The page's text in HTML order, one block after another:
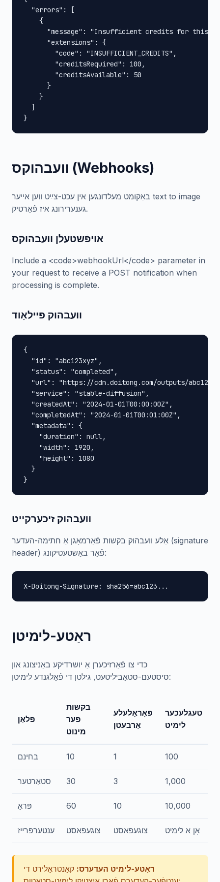
  "errors": [
    {
"message": "Insufficient credits for this
      "extensions": {
        "code": "INSUFFICIENT_CREDITS",
        "creditsRequired": 100,
        "creditsAvailable": 50
      }
    }
  ]
}
וועבהוקס (Webhooks)
באַקומט מעלדונגען אין עכט-צײַט ווען אייער text to image
גענערירונג איז פֿאַרטיק.
אויפֿשטעלן וועבהוקס
Include a <code>webhookUrl</code> parameter in
your request to receive a POST notification when
processing is complete.
וועבהוק פּיילאָוד
{
  "id": "abc123xyz",
  "status": "completed",
"url": "https://cdn.doitong.com/outputs/
  "service": "stable-diffusion",
  "createdAt": "2024-01-01T00:00:00Z",
  "completedAt": "2024-01-01T00:01:00Z",
  "metadata": {
    "duration": null,
    "width": 1920,
    "height": 1080
  }
}
וועבהוק זיכערקייט
אַלע וועבהוק בקשות פֿאַרמאָגן אַ חתימה-העדער (signature
header) פֿאַר באַשטעטיקונג:
X-Doitong-Signature: sha256=abc123...
ראַטע-לימיטן
כדי צו פֿאַרזיכערן אַ יושרדיקע באַניצונג און
סיסטעם-סטאַביליטעט, גילטן די פֿאָלגנדע לימיטן:
פּלאַן
בקשות
פּער
מינוט
פּאַראַלעלע
אַרבעטן
טעגלעכער
לימיט
בחינם 10 1 100
סטאַרטער 30 3 1,000
פּראָ 60 10 10,000
ענטערפּרייז צוגעפּאַסט צוגעפּאַסט אָן אַ לימיט
ראַטע-לימיט העדערס: קאָנטראָלירט די